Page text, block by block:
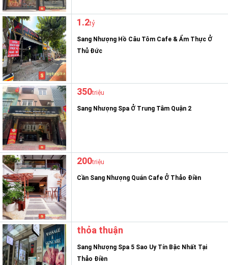
1.2tỷ
Sang Nhượng Hồ Câu Tôm Cafe & Ẩm Thực Ở
Thủ Đức
350triệu
Sang Nhượng Spa Ở Trung Tâm Quận 2
200triệu
Cần Sang Nhượng Quán Cafe Ở Thảo Điền
thỏa thuận
Sang Nhượng Spa 5 Sao Uy Tín Bậc Nhất Tại
Thảo Điền